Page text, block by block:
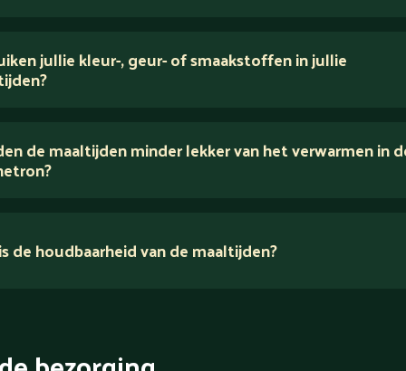
voedingsexperts
in zout
jullie kleur-, geur- of smaakstoffen in jullie
de maaltijden minder lekker van het verwarmen in
de houdbaarheid van de maaltijden?